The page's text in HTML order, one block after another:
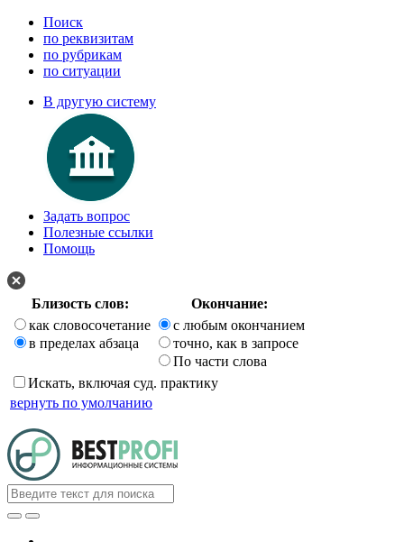
Поиск
по реквизитам
по рубрикам
по ситуации
В другую систему
Задать вопрос
Полезные ссылки
Помощь
Близость слов:
Окончание:
как словосочетание
в пределах абзаца
с любым окончанием
точно, как в запросе
По части слова
Искать, включая суд. практику
вернуть по умолчанию